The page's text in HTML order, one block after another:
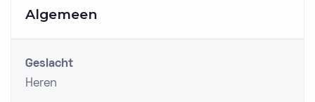
Algemeen
Geslacht
Heren